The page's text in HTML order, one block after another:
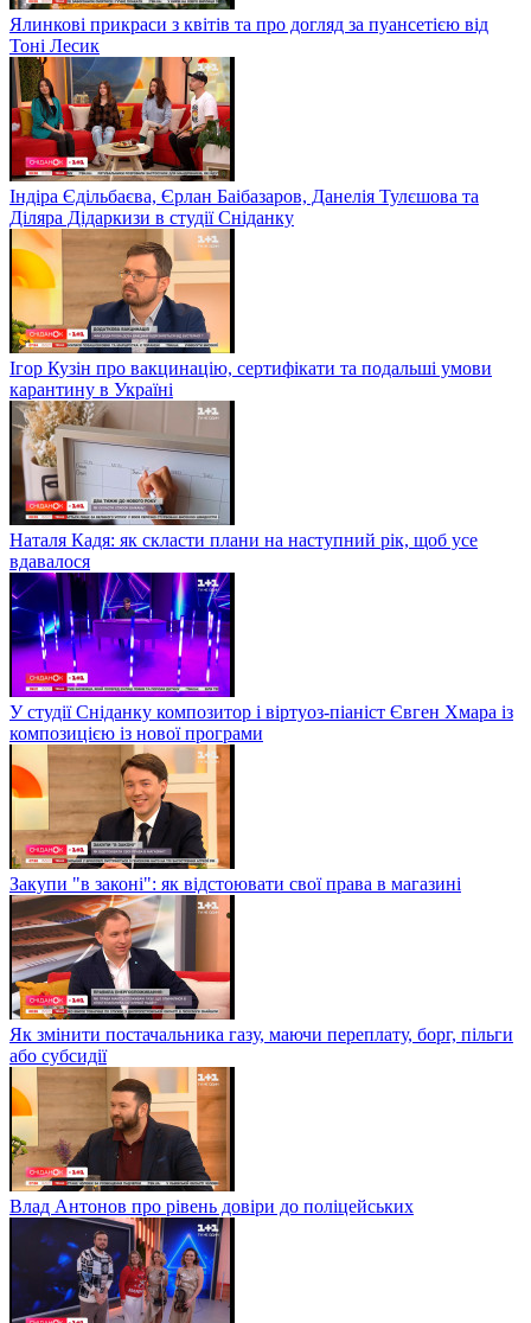
Ялинкові прикраси з квітів та про догляд за пуансетією від
Тоні Лесик
Індіра Єдільбаєва, Єрлан Баібазаров, Данелія Тулєшова та
Діляра Дідаркизи в студії Сніданку
Ігор Кузін про вакцинацію, сертифікати та подальші умови
карантину в Україні
Наталя Кадя: як скласти плани на наступний рік, щоб усе
вдавалося
У студії Сніданку композитор і віртуоз-піаніст Євген Хмара із
композицією із нової програми
Закупи "в законі": як відстоювати свої права в магазині
Як змінити постачальника газу, маючи переплату, борг, пільги
або субсидії
Влад Антонов про рівень довіри до поліцейських